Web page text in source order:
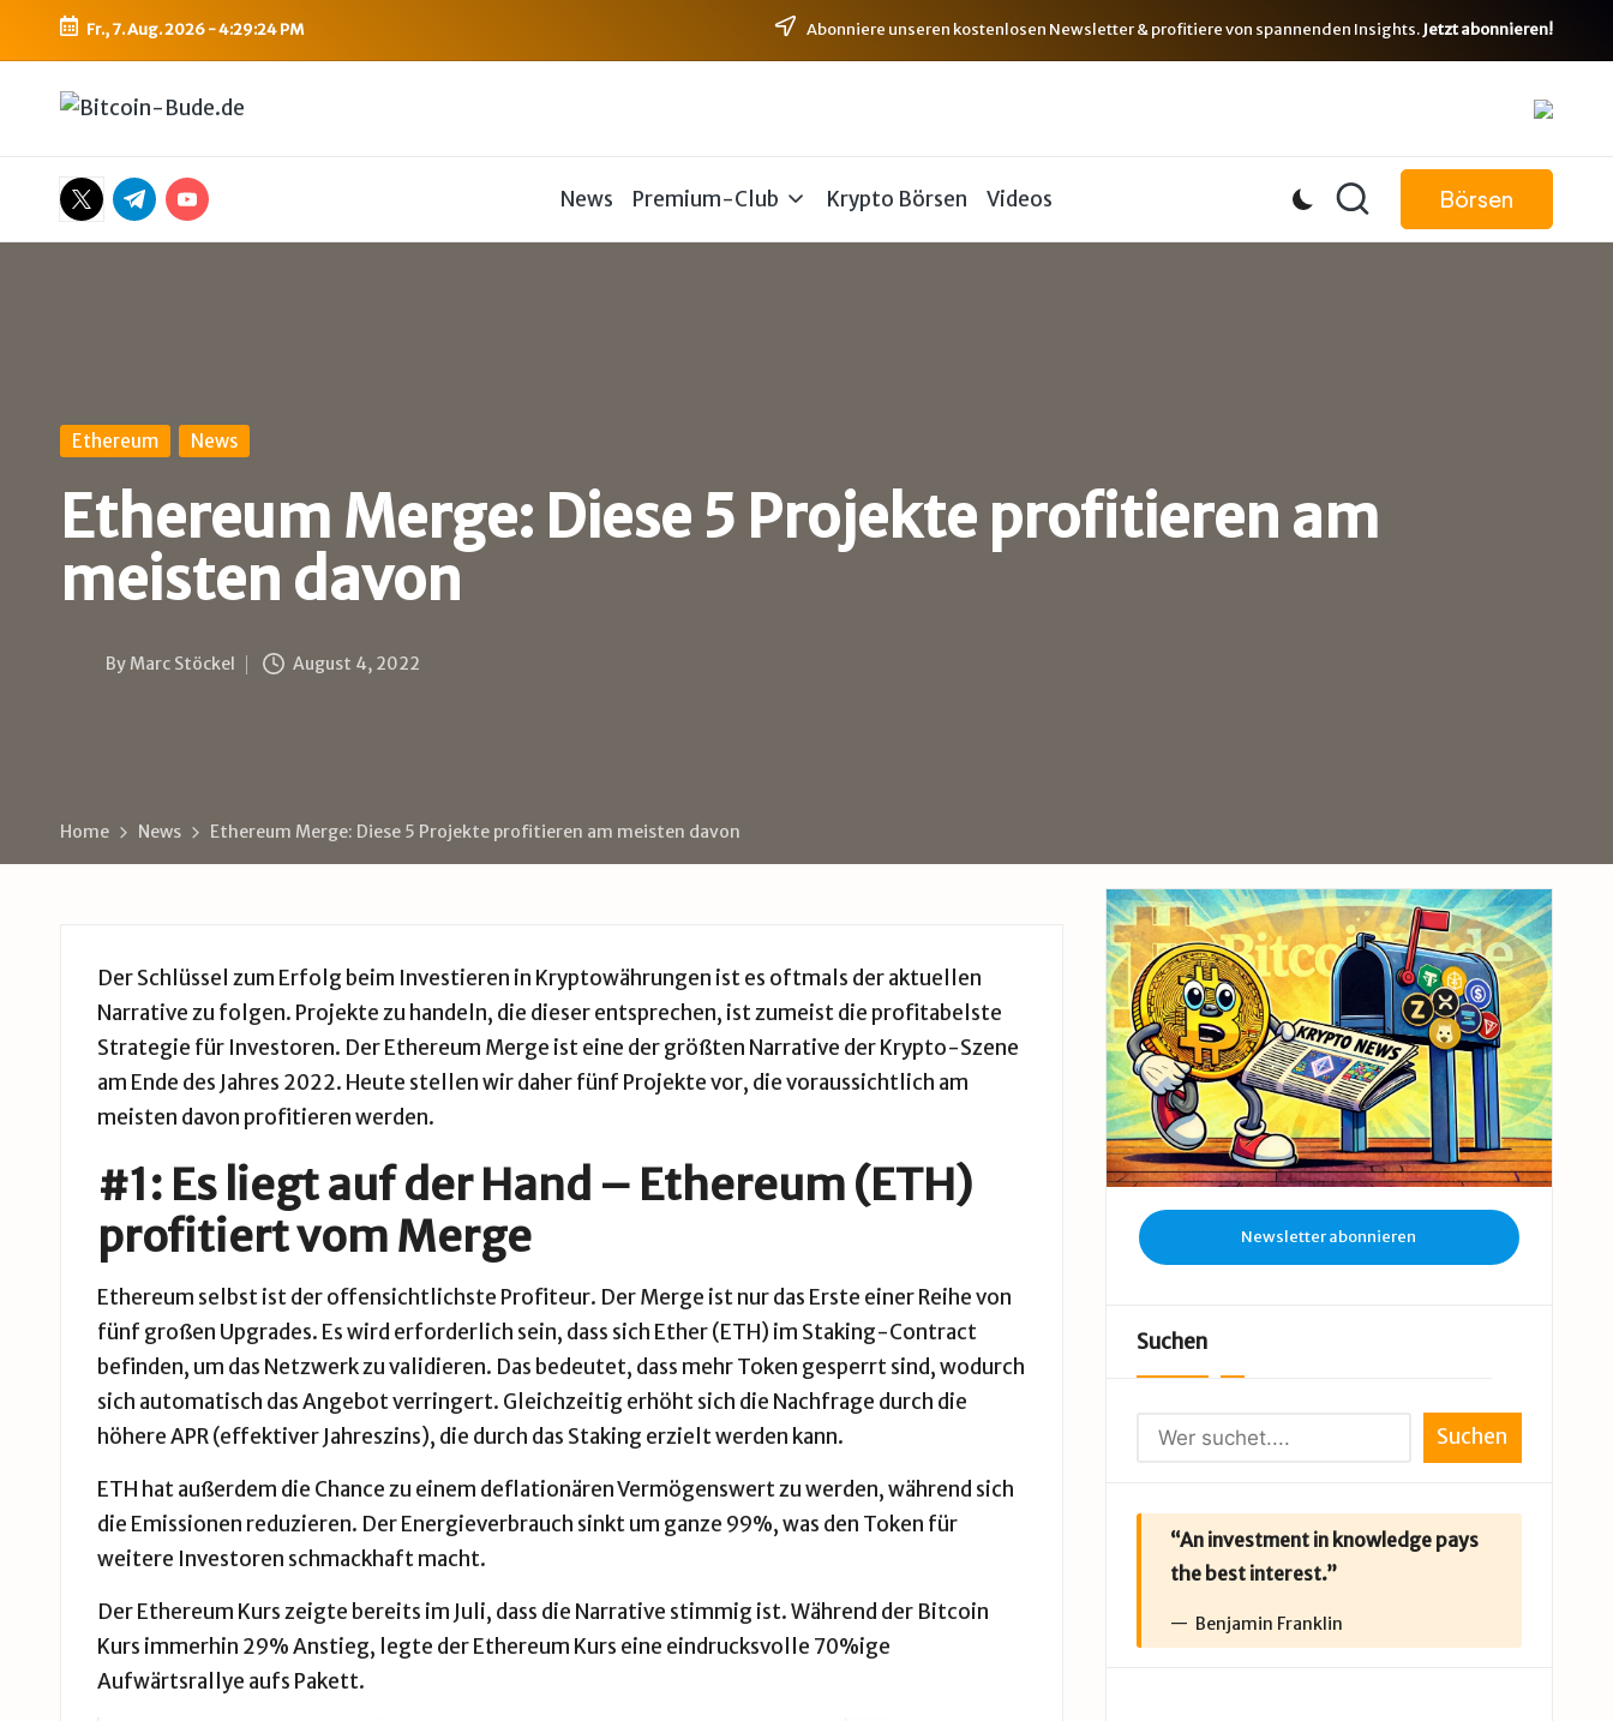
Skip
Fr., 7. Aug. 2026-4:29:25 PM Abonniere unseren kostenlosen Newsletter & profitiere von spannenden Insights.Jetzt abonnieren!
B
i
t
n
-
B
u
Bitcoin,
DeFi
&
TwitterTelegram
YouTube News Premium-Club Krypto Börsen Videos Börsen
Posted
Ethereum News
Ethereum Merge: Diese 5 Projekte profitieren am
meisten davon
Posted
By Marc Stöckel August 4, 2022
Home News Ethereum Merge: Diese 5 Projekte profitieren am meisten davon
Der Schlüssel zum Erfolg beim Investieren in Kryptowährungen ist es oftmals der aktuellen
Narrative zu folgen. Projekte zu handeln, die dieser entsprechen, ist zumeist die profitabelste
Strategie für Investoren. Der Ethereum Merge ist eine der größten Narrative der Krypto-Szene
am Ende des Jahres 2022. Heute stellen wir daher fünf Projekte vor, die voraussichtlich am
meisten davon profitieren werden.
#1: Es liegt auf der Hand – Ethereum (ETH)
profitiert vom Merge
Ethereum selbst ist der offensichtlichste Profiteur. Der Merge ist nur das Erste einer Reihe von
fünf großen Upgrades. Es wird erforderlich sein, dass sich Ether (ETH) im Staking-Contract
befinden, um das Netzwerk zu validieren. Das bedeutet, dass mehr Token gesperrt sind, wodurch
sich automatisch das Angebot verringert. Gleichzeitig erhöht sich die Nachfrage durch die
höhere APR (effektiver Jahreszins), die durch das Staking erzielt werden kann.
ETH hat außerdem die Chance zu einem deflationären Vermögenswert zu werden, während sich
die Emissionen reduzieren. Der Energieverbrauch sinkt um ganze 99%, was den Token für
weitere Investoren schmackhaft macht.
DerEthereum Kurszeigte bereits im Juli, dass die Narrative stimmig ist. Während der Bitcoin
Kurs immerhin 29% Anstieg, legte der Ethereum Kurs eine eindrucksvolle 70%ige
Aufwärtsrallye aufs Pakett.
Newsletter abonnieren
Suchen
Suchen
“An investment in knowledge pays
the best interest.”
Benjamin Franklin